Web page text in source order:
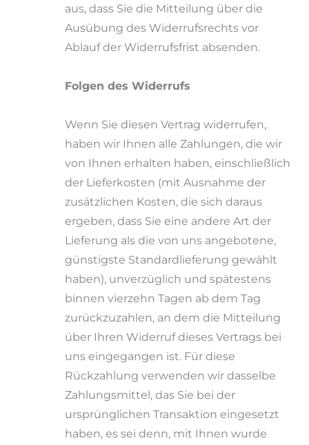
aus, dass Sie die Mitteilung über die
Ausübung des Widerrufsrechts vor
Ablauf der Widerrufsfrist absenden.
Folgen des Widerrufs
Wenn Sie diesen Vertrag widerrufen,
haben wir Ihnen alle Zahlungen, die wir
von Ihnen erhalten haben, einschließlich
der Lieferkosten (mit Ausnahme der
zusätzlichen Kosten, die sich daraus
ergeben, dass Sie eine andere Art der
Lieferung als die von uns angebotene,
günstigste Standardlieferung gewählt
haben), unverzüglich und spätestens
binnen vierzehn Tagen ab dem Tag
zurückzuzahlen, an dem die Mitteilung
über Ihren Widerruf dieses Vertrags bei
uns eingegangen ist. Für diese
Rückzahlung verwenden wir dasselbe
Zahlungsmittel, das Sie bei der
ursprünglichen Transaktion eingesetzt
haben, es sei denn, mit Ihnen wurde